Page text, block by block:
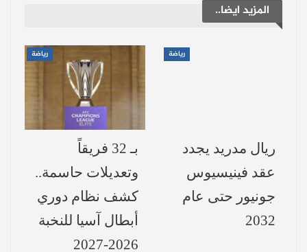
ونجح البديل كيليان مبابي في إضافة الهدف
الثالث لريال مدريد بمقصية جميلة في الدقيقة
نجح دورتموند في تقليص النتيجة عن طريق
ماكسيمليان باير بتسديدة باغتت تيبو كورتوا.
وقلص دورتموند النتيجة مجددا من ركلة جزاء
في الدقيقة (90+8) نفذها بنجاح سيرهو
المزيد ايضا..
رياضة
ريال مدريد يجدد
عقد فينيسيوس
جونيور حتى عام
2032
رياضة
بـ 32 فريقاً
وتعديلات حاسمة..
كشف نظام دوري
أبطال آسيا للنخبة
2026-2027